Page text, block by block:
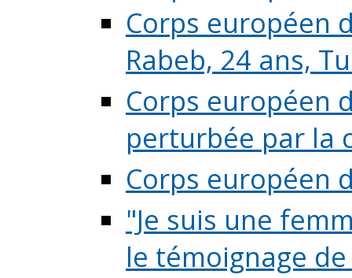
Corps européen
Rabeb, 24 ans,
Corps européen
perturbée par la
Corps européen
"Je suis une
le témoignage de